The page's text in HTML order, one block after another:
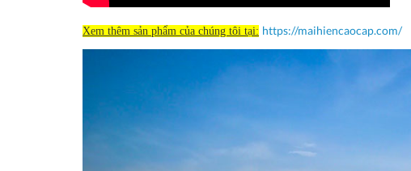
Xem thêm sản phẩm của chúng tôi tại: https://maihiencaocap.com/